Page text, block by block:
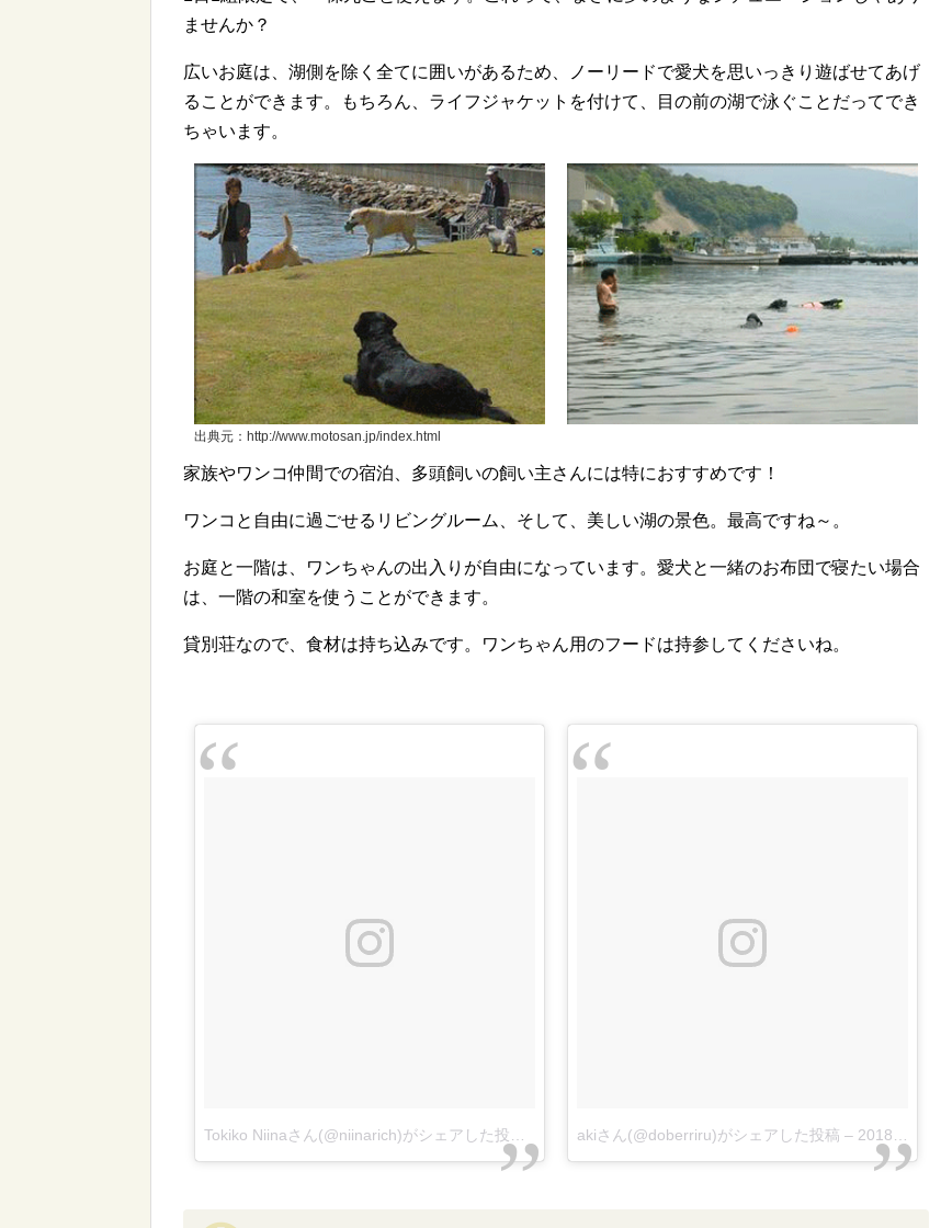
ませんか？
広いお庭は、湖側を除く全てに囲いがあるため、ノーリードで愛犬を思いっきり遊ばせてあげ
ることができます。もちろん、ライフジャケットを付けて、目の前の湖で泳ぐことだってでき
ちゃいます。
出典元：http://www.motosan.jp/index.html
家族やワンコ仲間での宿泊、多頭飼いの飼い主さんには特におすすめです！
ワンコと自由に過ごせるリビングルーム、そして、美しい湖の景色。最高ですね～。
お庭と一階は、ワンちゃんの出入りが自由になっています。愛犬と一緒のお布団で寝たい場合
は、一階の和室を使うことができます。
貸別荘なので、食材は持ち込みです。ワンちゃん用のフードは持参してくださいね。
2018年 5月月12日午前12時22分PDT
akiさん(@doberriru)がシェアした投稿 – 2018年 5月月4日午後5時01分PDT